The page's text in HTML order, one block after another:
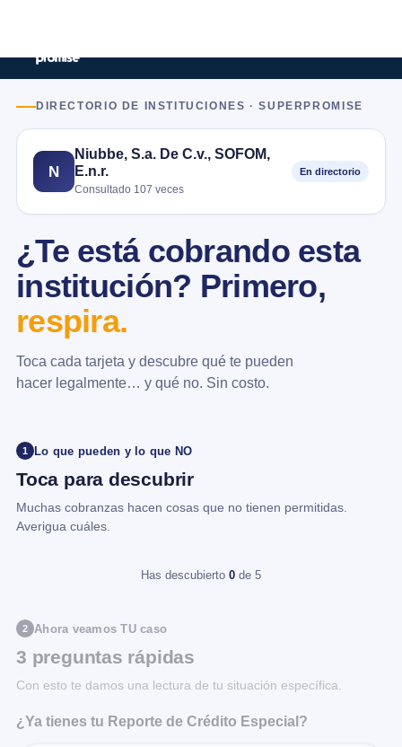
DIRECTORIO DE INSTITUCIONES · SUPERPROMISE
N
Niubbe, S.a. De C.v., SOFOM,
E.n.r.
Consultado 107 veces
En directorio
¿Te está cobrando esta
institución? Primero,
respira.
Toca cada tarjeta y descubre qué te pueden
hacer legalmente… y qué no. Sin costo.
1 Lo que pueden y lo que NO
Toca para descubrir
Muchas cobranzas hacen cosas que no tienen permitidas.
Averigua cuáles.
Has descubierto 0 de 5
2 Ahora veamos TU caso
3 preguntas rápidas
Con esto te damos una lectura de tu situación específica.
¿Ya tienes tu Reporte de Crédito Especial?